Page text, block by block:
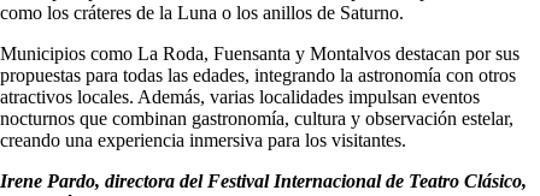
como los cráteres de la Luna o los anillos de Saturno.
Municipios como La Roda, Fuensanta y Montalvos destacan por sus
propuestas para todas las edades, integrando la astronomía con otros
atractivos locales. Además, varias localidades impulsan eventos
nocturnos que combinan gastronomía, cultura y observación estelar,
creando una experiencia inmersiva para los visitantes.
Irene Pardo, directora del Festival Internacional de Teatro Clásico,